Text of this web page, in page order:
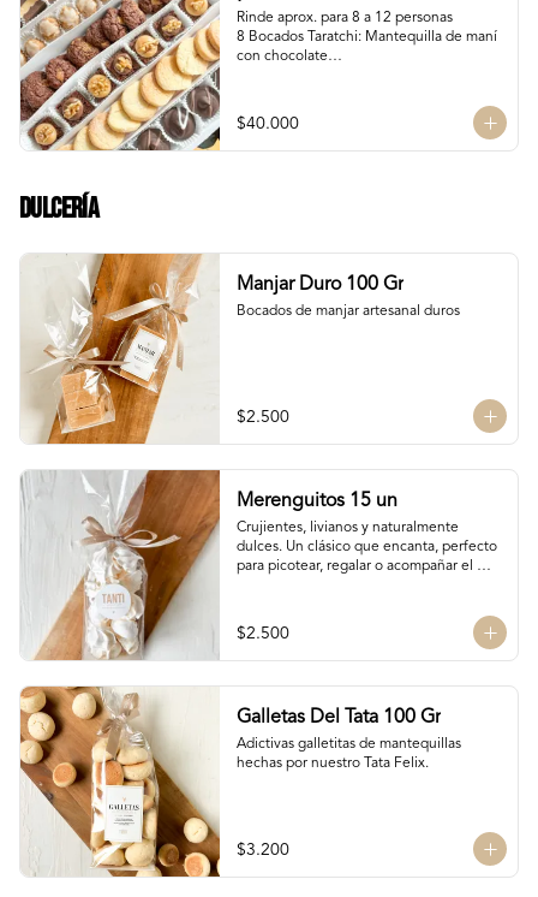
Rinde aprox. para 8 a 12 personas
8 Bocados Taratchi: Mantequilla de maní
con chocolate
¡Nuevo! 12 Mini Galletones de Chocolate
¡Nuevo! 8 Mini Brownies: Con topping de
Manjar blanco y Nutella con nueces
$40.000
Dulcería
Manjar Duro 100 Gr
Bocados de manjar artesanal duros
$2.500
Merenguitos 15 un
Crujientes, livianos y naturalmente
dulces. Un clásico que encanta, perfecto
para picotear, regalar o acompañar el
azúcar.
15 unidades / 30 gr total
$2.500
Galletas Del Tata 100 Gr
Adictivas galletitas de mantequillas
hechas por nuestro Tata Felix.
$3.200